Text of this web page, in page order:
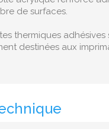
de surfaces.
thermiques adhésives
destinées aux